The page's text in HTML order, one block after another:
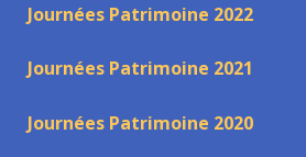
Journées Patrimoine 2022
Journées Patrimoine 2021
Journées Patrimoine 2020